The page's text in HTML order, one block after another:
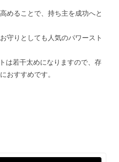
めることで、持ち主を成功へと
守りとしても人気のパワースト
は若干太めになりますので、存
おすすめです。